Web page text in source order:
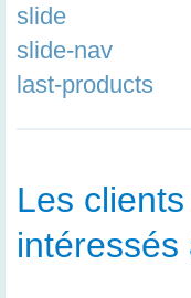
slide
slide-nav
last-products
Les
intéressés